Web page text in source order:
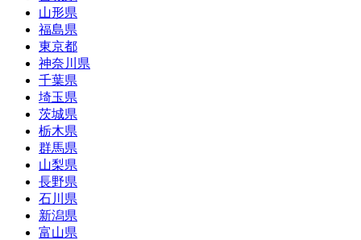
山形県
福島県
東京都
神奈川県
千葉県
埼玉県
茨城県
栃木県
群馬県
山梨県
長野県
石川県
新潟県
富山県